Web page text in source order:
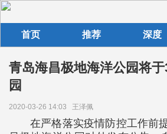
首页 推荐 深度
青岛海昌极地海洋公园将
园
2020-03-26 14:03 王泽佩
在严格落实疫情防控工作前